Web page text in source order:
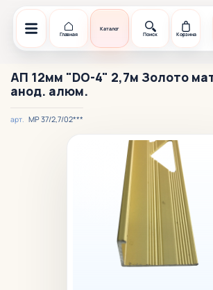
Главная
Каталог
Поиск
Корзина
АП 12мм "DO-4" 2,7м Золото
анод. алюм.
арт. МР 37/2,7/02***